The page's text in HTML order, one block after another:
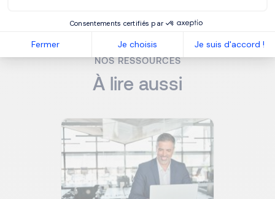
Consentements certifiés par
Fermer Je choisis Je suis d'accord !
NOS RESSOURCES
À lire aussi